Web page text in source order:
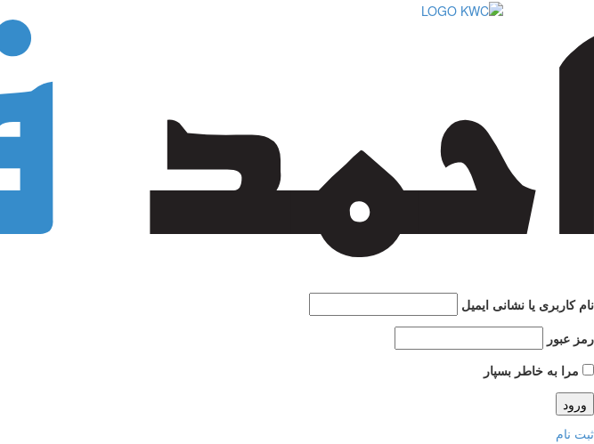
نام کاربری یا نشانی ایمیل
رمز عبور
مرا به خاطر بسپار
ثبت نام